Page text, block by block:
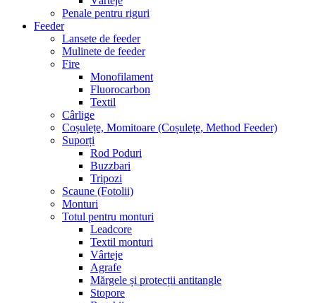
Penale pentru riguri
Feeder
Lansete de feeder
Mulinete de feeder
Fire
Monofilament
Fluorocarbon
Textil
Cârlige
Coșulețe, Momitoare (Coșulețe, Method Feeder)
Suporți
Rod Poduri
Buzzbari
Tripozi
Scaune (Fotolii)
Monturi
Totul pentru monturi
Leadcore
Textil monturi
Vârteje
Agrafe
Mărgele și protecții antitangle
Stopore